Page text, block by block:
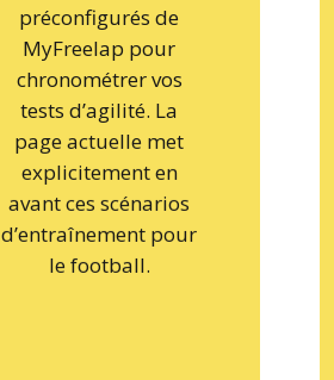
préconfigurés de
MyFreelap pour
chronométrer vos
tests d’agilité. La
page actuelle met
explicitement en
avant ces scénarios
d’entraînement pour
le football.